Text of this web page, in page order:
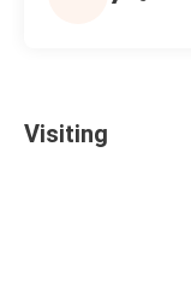
Visiting